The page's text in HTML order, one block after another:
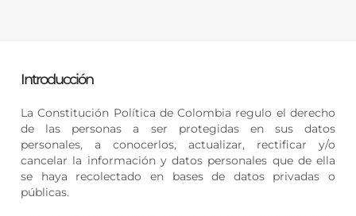
Introducción
La Constitución Política de Colombia regulo el derecho
de las personas a ser protegidas en sus datos
personales, a conocerlos, actualizar, rectificar y/o
cancelar la información y datos personales que de ella
se haya recolectado en bases de datos privadas o
públicas.